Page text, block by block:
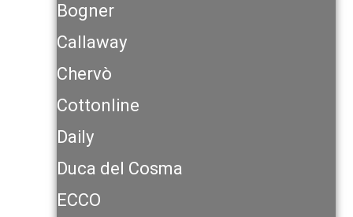
Bogner
Callaway
Chervò
Cottonline
Daily
Duca del Cosma
ECCO